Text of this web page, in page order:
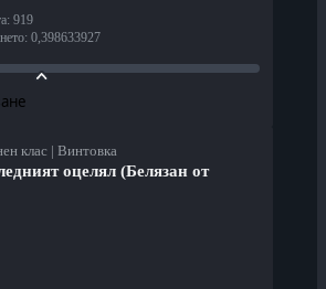
: 919
: 0,398633927
клас | Винтовка
оцелял (Белязан от